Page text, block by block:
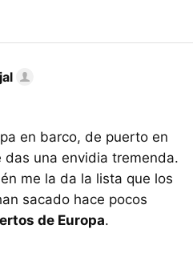
en barco, de puerto en
una envidia tremenda.
me la da la lista que los
sacado hace pocos
de Europa.